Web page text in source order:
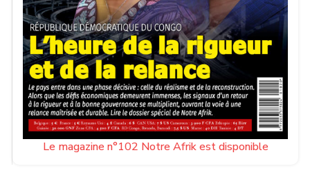
Le magazine n°102 Notre Afrik est disponible